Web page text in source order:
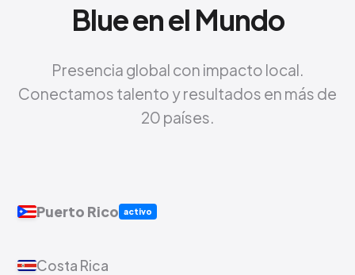
Blue en el Mundo
Presencia global con impacto local.
Conectamos talento y resultados en más de
20 países.
Puerto Rico activo
Costa Rica